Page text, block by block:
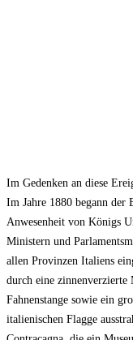
Im Gedenken an diese
Im Jahre 1880 begann
Anwesenheit von Königs
Ministern und
allen Provinzen Italiens
durch eine
Fahnenstange sowie ein
italienischen Flagge